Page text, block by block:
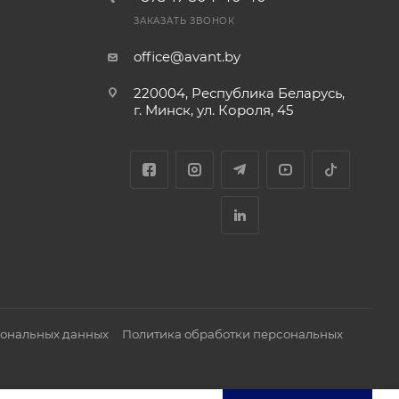
ЗАКАЗАТЬ ЗВОНОК
office@avant.by
220004, Республика Беларусь,
г. Минск, ул. Короля, 45
данных
Политика обработки персональных